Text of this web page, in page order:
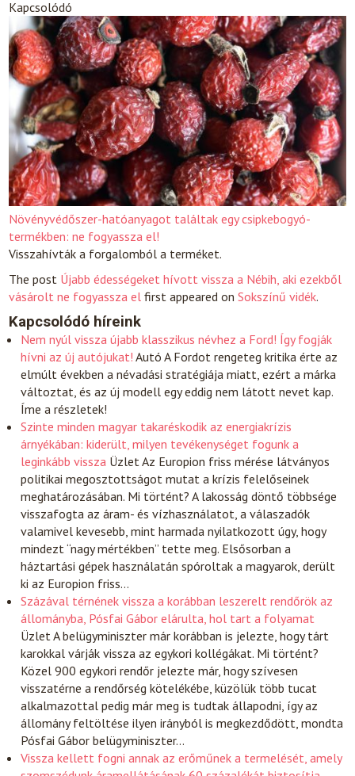
Kapcsolódó
Növényvédőszer-hatóanyagot találtak egy csipkebogyó-
termékben: ne fogyassza el!
Visszahívták a forgalomból a terméket.
The post Újabb édességeket hívott vissza a Nébih, aki ezekből
vásárolt ne fogyassza el first appeared onSokszínű vidék.
Kapcsolódó híreink
Nem nyúl vissza újabb klasszikus névhez a Ford! Így fogják
hívni az új autójukat! Autó A Fordot rengeteg kritika érte az
elmúlt években a névadási stratégiája miatt, ezért a márka
változtat, és az új modell egy eddig nem látott nevet kap.
Íme a részletek!
Szinte minden magyar takaréskodik az energiakrízis
árnyékában: kiderült, milyen tevékenységet fogunk a
leginkább vissza Üzlet Az Europion friss mérése látványos
politikai megosztottságot mutat a krízis felelőseinek
meghatározásában. Mi történt? A lakosság döntő többsége
visszafogta az áram- és vízhasználatot, a válaszadók
valamivel kevesebb, mint harmada nyilatkozott úgy, hogy
mindezt “nagy mértékben” tette meg. Elsősorban a
háztartási gépek használatán spóroltak a magyarok, derült
ki az Europion friss…
Százával térnének vissza a korábban leszerelt rendőrök az
állományba, Pósfai Gábor elárulta, hol tart a folyamat
Üzlet A belügyminiszter már korábban is jelezte, hogy tárt
karokkal várják vissza az egykori kollégákat. Mi történt?
Közel 900 egykori rendőr jelezte már, hogy szívesen
visszatérne a rendőrség kötelékébe, küzölük több tucat
alkalmazottal pedig már meg is tudtak állapodni, így az
állomány feltöltése ilyen irányból is megkezdődött, mondta
Pósfai Gábor belügyminiszter…
Vissza kellett fogni annak az erőműnek a termelését, amely